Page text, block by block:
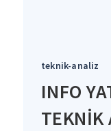
teknik-analiz
INFO
TEKNİK